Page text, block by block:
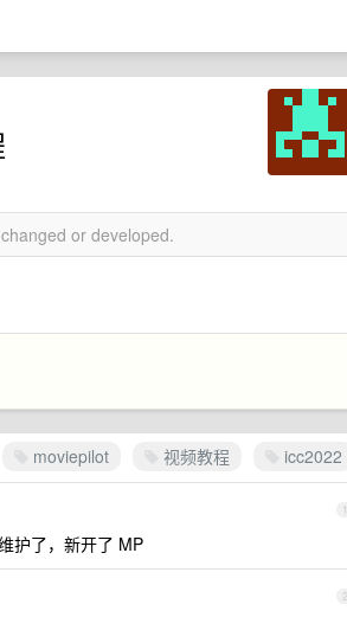
or developed.
moviepilot 视频教程 icc2022
1
护了，新开了 MP
2